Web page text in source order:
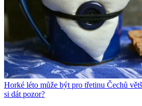
Horké léto může být pro třetinu Čechů
si dát pozor?